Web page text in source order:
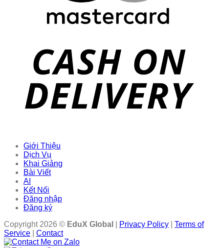
Giới Thiệu
Dịch Vụ
Khai Giảng
Bài Viết
AI
Kết Nối
Đăng nhập
Đăng ký
Copyright 2026 © EduX Global Privacy Policy
Terms of
Service
Contact